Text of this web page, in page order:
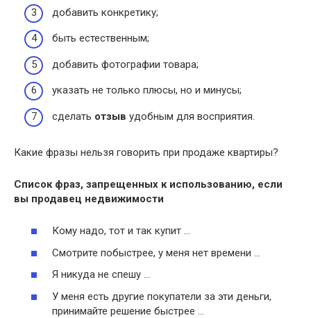
добавить конкретику;
быть естественным;
добавить фотографии товара;
указать не только плюсы, но и минусы;
сделать отзыв удобным для восприятия.
Какие фразы нельзя говорить при продаже квартиры?
Список фраз, запрещенных к использованию, если
вы продавец недвижимости
Кому надо, тот и так купит …
Смотрите побыстрее, у меня нет времени …
Я никуда не спешу …
У меня есть другие покупатели за эти деньги,
принимайте решение быстрее …